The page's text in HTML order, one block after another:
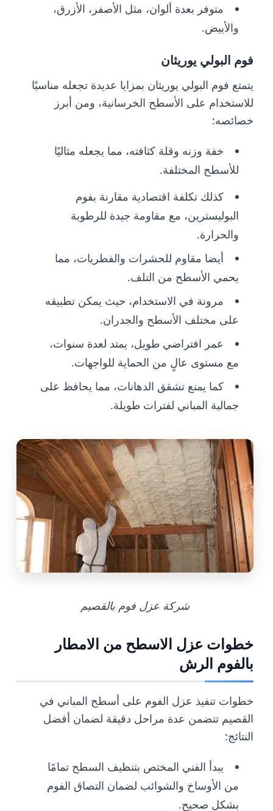
متوفر بعدة ألوان، مثل الأصفر، الأزرق،
والأبيض.
فوم البولي يوريثان
يتمتع فوم البولي يوريثان بمزايا عديدة تجعله مناسبًا
للاستخدام على الأسطح الخرسانية، ومن أبرز
خصائصه:
خفة وزنه وقلة كثافته، مما يجعله مثاليًا
للأسطح المختلفة.
كذلك تكلفة اقتصادية مقارنة بفوم
البوليسترين، مع مقاومة جيدة للرطوبة
والحرارة.
أيضا مقاوم للحشرات والفطريات، مما
يحمي الأسطح من التلف.
مرونة في الاستخدام، حيث يمكن تطبيقه
على مختلف الأسطح والجدران.
عمر افتراضي طويل، يمتد لعدة سنوات،
مع مستوى عالٍ من الحماية للواجهات.
كما يمنع تشقق الدهانات، مما يحافظ على
جمالية المباني لفترات طويلة.
شركة عزل فوم بالقصيم
خطوات عزل الاسطح من الامطار
بالفوم الرش
خطوات تنفيذ عزل الفوم على أسطح المباني في
القصيم تتضمن عدة مراحل دقيقة لضمان أفضل
النتائج:
يبدأ الفني المختص بتنظيف السطح تمامًا
من الأوساخ والشوائب لضمان التصاق الفوم
بشكل صحيح.